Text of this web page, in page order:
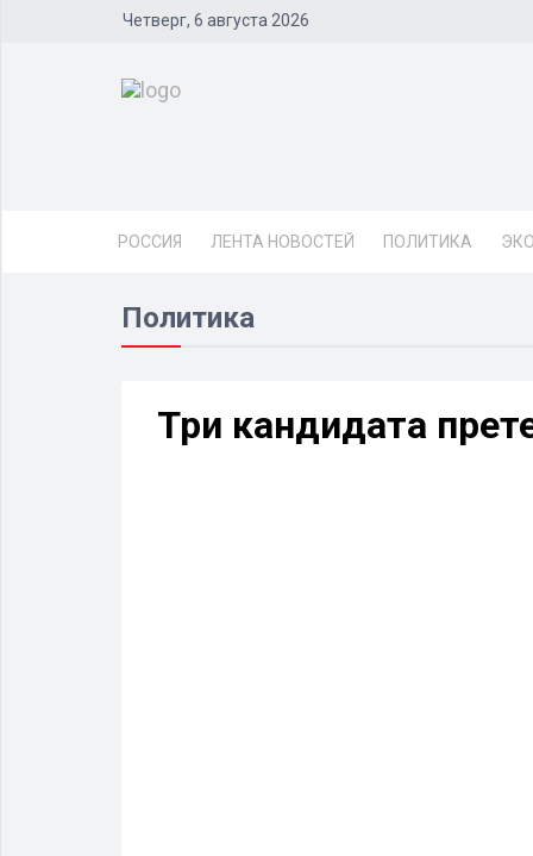
Четверг, 6 августа 2026
РОССИЯ ЛЕНТА НОВОСТЕЙ ПОЛИТИКА
Политика
Три кандидата